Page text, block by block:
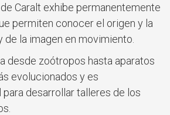
Caralt exhibe permanentemente
permiten conocer el origen y la
la imagen en movimiento.
desde zoótropos hasta aparatos
evolucionados y es
desarrollar talleres de los